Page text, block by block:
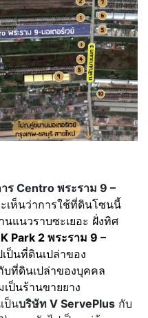
ร Centro พระราม 9 –
เห็นว่าการใช้ที่ดินโซนนี้
แนวราบซะเยอะ ฝั่งทิศ
Park 2 พระราม 9 –
ป็นที่ดินเปล่าของ
บที่ดินเปล่าของบุคคล
เป็นร้านขายยาง
ป็นบริษัท V ServePlus กับ